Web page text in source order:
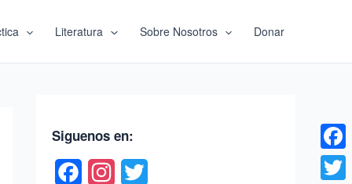
Literatura Sobre Nosotros Donar
Siguenos en: